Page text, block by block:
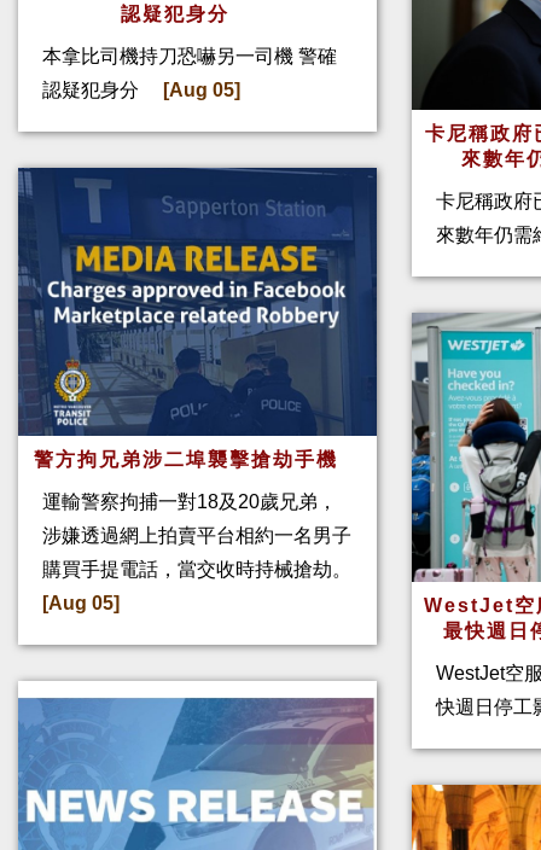
認疑犯身分
本拿比司機持刀恐嚇另一司機 警確
認疑犯身分
[Aug 05]
警方拘兄弟涉二埠襲擊搶劫手機
運輸警察拘捕一對18及20歲兄弟，
涉嫌透過網上拍賣平台相約一名男子
購買手提電話，當交收時持械搶劫。
[Aug 05]
卡尼稱政府
來數年
卡尼稱政府
來數年仍需
WestJet空
最快週日
WestJet空
快週日停工